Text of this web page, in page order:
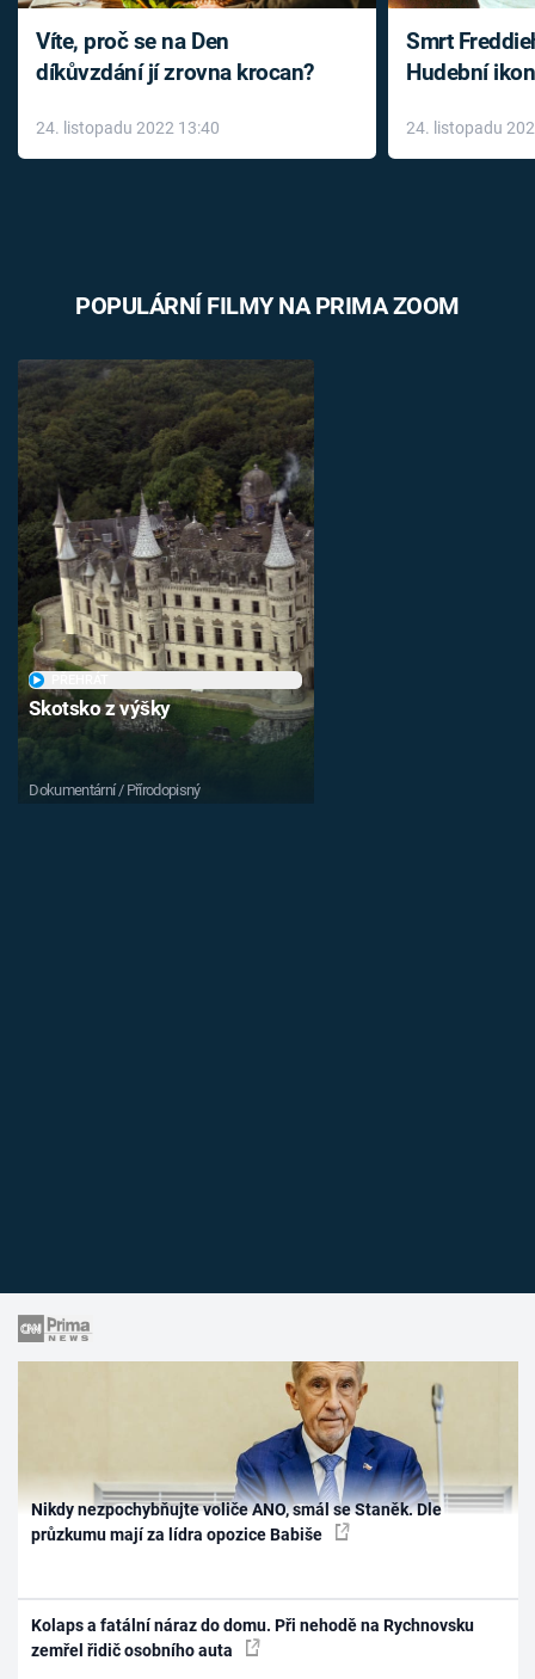
Víte, proč se na Den
díkůvzdání jí zrovna krocan?
24. listopadu 2022 13:40
Smrt
Hudební
léky
24. listopadu
POPULÁRNÍ FILMY NA PRIMA ZOOM
Skotsko z výšky
Dokumentární / Přírodopisný
Nikdy nezpochybňujte voliče ANO, smál se Staněk. Dle
průzkumu mají za lídra opozice Babiše
Kolaps a fatální náraz do domu. Při nehodě na Rychnovsku
zemřel řidič osobního auta